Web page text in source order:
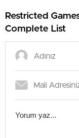
Restricted
Complete List